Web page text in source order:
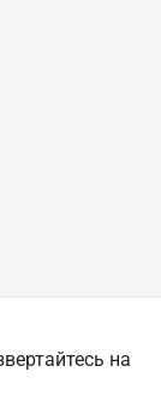
на